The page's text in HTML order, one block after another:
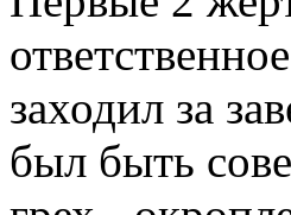
заходил за
был быть